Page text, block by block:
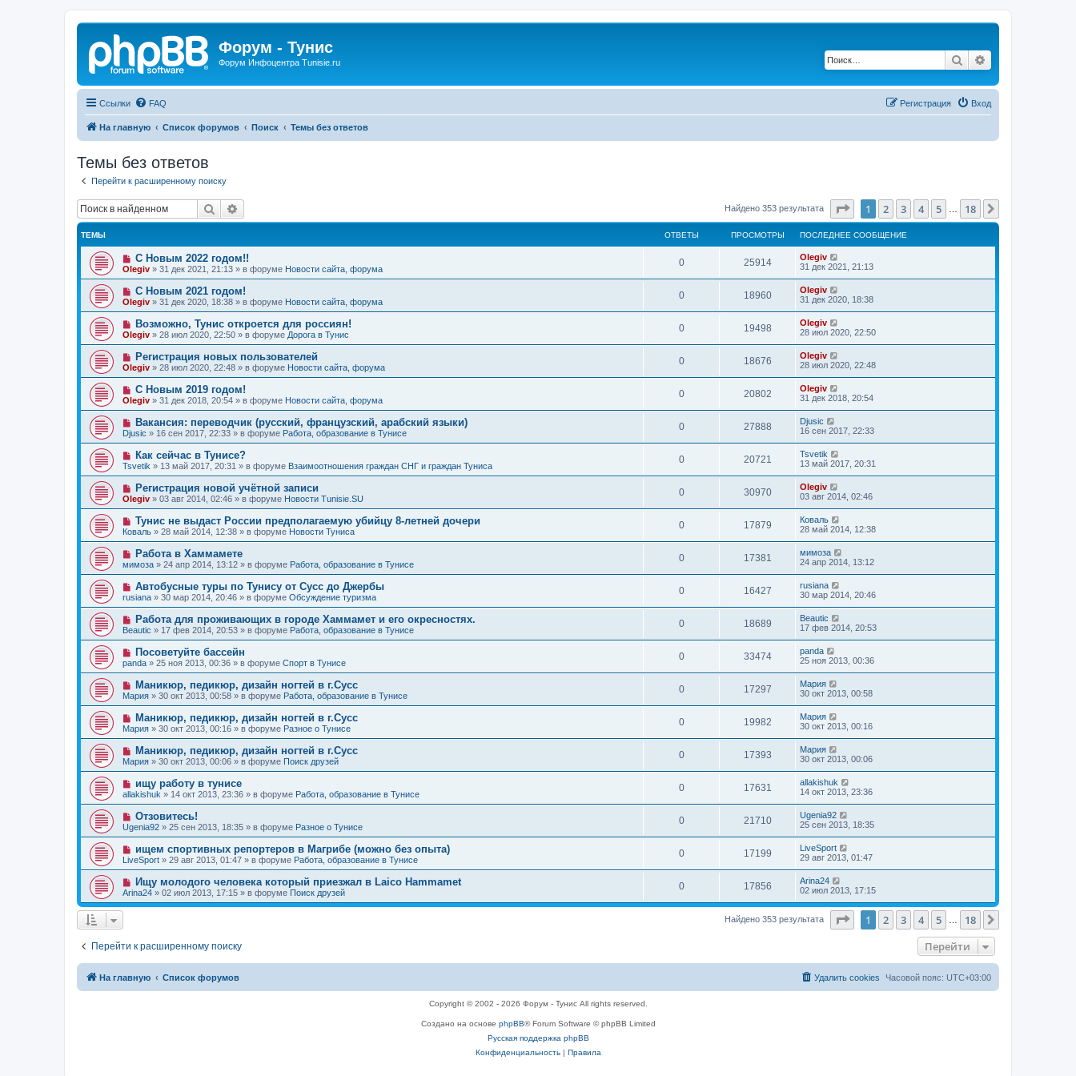
Форум - Тунис
Форум Инфоцентра Tunisie.ru Поиск
Ссылки FAQ Вход
Регистрация
На главную Список форумов Поиск Темы без ответов
Темы без ответов
Перейти к расширенному поиску
Поиск Найдено 353 результата Страница1 из 18
1 2 3 4 5 18
ТЕМЫ ОТВЕТЫ ПРОСМОТРЫ ПОСЛЕДНЕЕ СООБЩЕНИЕ
Н
о
в
е
с
о
б
щ
е
н
и
е
С Новым 2022 годом!!
Olegiv » 31 дек 2021, 21:13 » в форуме Новости сайта, форума
0 25914
Olegiv
31 дек 2021, 21:13
Н
о
в
о
е
с
о
б
щ
е
н
и
е
С Новым 2021 годом!
Olegiv » 31 дек 2020, 18:38 » в форуме Новости сайта, форума
0 18960
Olegiv
31 дек 2020, 18:38
Н
о
в
о
е
с
о
о
б
щ
е
н
и
е
Возможно, Тунис откроется для россиян!
Olegiv » 28 июл 2020, 22:50 » в форуме Дорога в Тунис
0 19498
Olegiv
28 июл 2020, 22:50
Н
о
в
е
с
о
б
щ
е
н
и
е
Регистрация новых пользователей
Olegiv » 28 июл 2020, 22:48 » в форуме Новости сайта, форума
0 18676
Olegiv
28 июл 2020, 22:48
Н
о
в
о
е
с
о
б
щ
е
н
и
е
С Новым 2019 годом!
Olegiv » 31 дек 2018, 20:54 » в форуме Новости сайта, форума
0 20802
Olegiv
31 дек 2018, 20:54
Н
о
в
о
е
с
о
б
щ
е
и
е
Вакансия: переводчик (русский, французский, арабский языки)
Djusic » 16 сен 2017, 22:33 » в форуме Работа, образование в Тунисе
0 27888
Djusic
16 сен 2017, 22:33
Н
о
в
о
е
с
о
о
б
щ
е
н
и
е
Как сейчас в Тунисе?
Tsvetik » 13 май 2017, 20:31 » в форуме Взаимоотношения граждан СНГ и граждан Туниса
0 20721
Tsvetik
13 май 2017, 20:31
Н
о
в
о
с
о
б
щ
н
и
е
Регистрация новой учётной записи
Olegiv » 03 авг 2014, 02:46 » в форуме Новости Tunisie.SU
0 30970
Olegiv
03 авг 2014, 02:46
Н
о
в
о
е
с
о
о
б
щ
е
н
и
е
Тунис не выдаст России предполагаемую убийцу 8-летней дочери
Коваль » 28 май 2014, 12:38 » в форуме Новости Туниса
0 17879
Коваль
28 май 2014, 12:38
Н
о
в
е
с
о
б
щ
е
н
и
е
Работа в Хаммамете
мимоза » 24 апр 2014, 13:12 » в форуме Работа, образование в Тунисе
0 17381
мимоза
24 апр 2014, 13:12
Н
о
в
о
е
с
о
б
щ
е
н
и
е
Автобусные туры по Тунису от Сусс до Джербы
rusiana » 30 мар 2014, 20:46 » в форуме Обсуждение туризма
0 16427
rusiana
30 мар 2014, 20:46
Н
о
в
о
е
с
о
б
щ
е
н
и
е
Работа для проживающих в городе Хаммамет и его окресностях.
Beautic » 17 фев 2014, 20:53 » в форуме Работа, образование в Тунисе
0 18689
Beautic
17 фев 2014, 20:53
Н
о
в
о
е
с
о
б
щ
е
н
и
е
Посоветуйте бассейн
panda » 25 ноя 2013, 00:36 » в форуме Спорт в Тунисе
0 33474
panda
25 ноя 2013, 00:36
Н
о
в
о
е
с
о
б
щ
н
и
е
Маникюр, педикюр, дизайн ногтей в г.Сусс
Мария » 30 окт 2013, 00:58 » в форуме Работа, образование в Тунисе
0 17297
Мария
30 окт 2013, 00:58
Н
о
в
о
е
с
о
о
б
щ
е
н
и
е
Маникюр, педикюр, дизайн ногтей в г.Сусс
Мария » 30 окт 2013, 00:16 » в форуме Разное о Тунисе
0 19982
Мария
30 окт 2013, 00:16
Н
о
в
е
с
о
о
б
щ
н
и
е
Маникюр, педикюр, дизайн ногтей в г.Сусс
Мария » 30 окт 2013, 00:06 » в форуме Поиск друзей
0 17393
Мария
30 окт 2013, 00:06
Н
о
в
е
с
о
о
б
щ
е
н
и
е
ищу работу в тунисе
allakishuk » 14 окт 2013, 23:36 » в форуме Работа, образование в Тунисе
0 17631
allakishuk
14 окт 2013, 23:36
Н
о
в
е
с
о
б
щ
е
Отзовитесь!
Ugenia92 » 25 сен 2013, 18:35 » в форуме Разное о Тунисе
0 21710
Ugenia92
25 сен 2013, 18:35
Н
о
в
о
е
с
о
е
н
и
ищем спортивных репортеров в Магрибе (можно без опыта)
LiveSport » 29 авг 2013, 01:47 » в форуме Работа, образование в Тунисе
0 17199
LiveSport
29 авг 2013, 01:47
Н
о
в
о
о
щ
е
Ищу молодого человека который приезжал в Laico Hammamet
Arina24 » 02 июл 2013, 17:15 » в форуме Поиск друзей
0 17856
Arina24
02 июл 2013, 17:15
Найдено 353 результата Страница1 из 18
1 2 3 4 5 18
Перейти к расширенному поиску Перейти
На главную Список форумов Часовой пояс: UTC+03:00
Удалить cookies
Copyright © 2002 - 2026 Форум - Тунис All rights reserved.
Создано на основе phpBB® Forum Software © phpBB Limited
Русская поддержка phpBB
Конфиденциальность| Правила